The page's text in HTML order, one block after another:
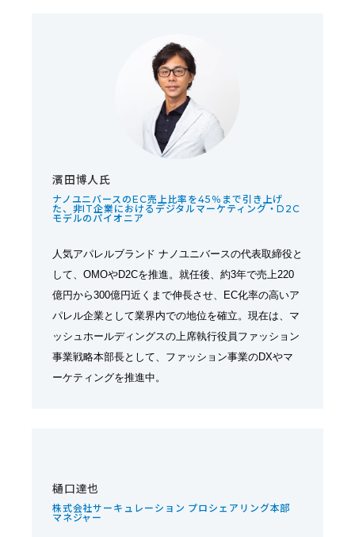
濱田博人氏
ナノユニバースのEC売上比率を45％まで引き上げ
た、非IT企業におけるデジタルマーケティング・D2C
モデルのパイオニア
人気アパレルブランド ナノユニバースの代表取締役と
して、OMOやD2Cを推進。就任後、約3年で売上220
億円から300億円近くまで伸長させ、EC化率の高いア
パレル企業として業界内での地位を確立。現在は、マ
ッシュホールディングスの上席執行役員ファッション
事業戦略本部長として、ファッション事業のDXやマ
ーケティングを推進中。
樋口達也
株式会社サーキュレーション プロシェアリング本部
マネジャー